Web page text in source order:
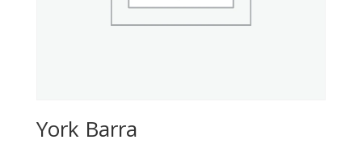
York Barra